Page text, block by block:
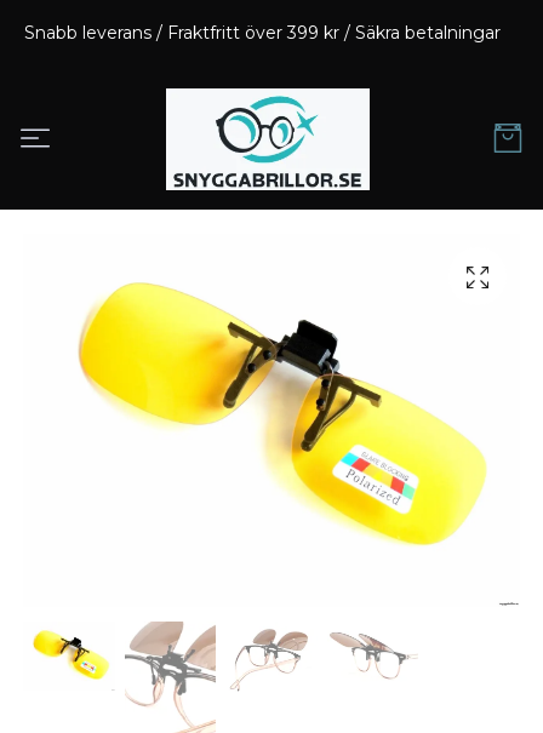
Snabb leverans / Fraktfritt över 399 kr / Säkra betalningar